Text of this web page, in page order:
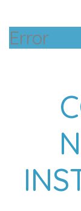
Error